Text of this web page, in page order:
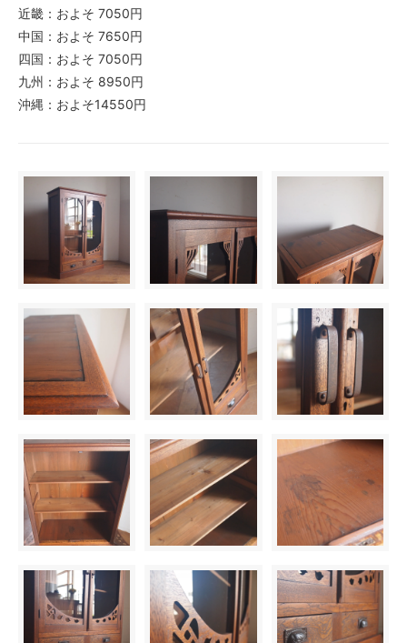
近畿：およそ 7050円
中国：およそ 7650円
四国：およそ 7050円
九州：およそ 8950円
沖縄：およそ14550円